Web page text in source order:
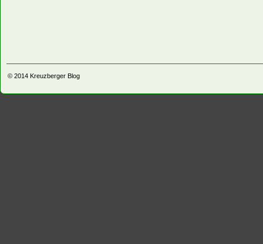
© 2014 Kreuzberger Blog